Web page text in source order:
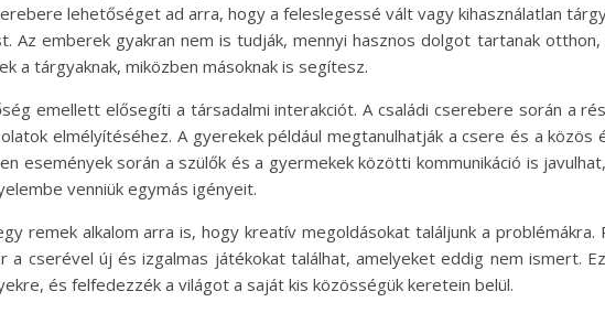
lehetőséget ad arra, hogy a feleslegessé vált vagy kihasználatlan
Az emberek gyakran nem is tudják, mennyi hasznos dolgot tartanak
a tárgyaknak, miközben másoknak is segítesz.
emellett elősegíti a társadalmi interakciót. A családi cserebere során a
elmélyítéséhez. A gyerekek például megtanulhatják a csere és a
események során a szülők és a gyermekek közötti kommunikáció is
venniük egymás igényeit.
remek alkalom arra is, hogy kreatív megoldásokat találjunk a
a cserével új és izgalmas játékokat találhat, amelyeket eddig nem ismert.
és felfedezzék a világot a saját kis közösségük keretein belül.